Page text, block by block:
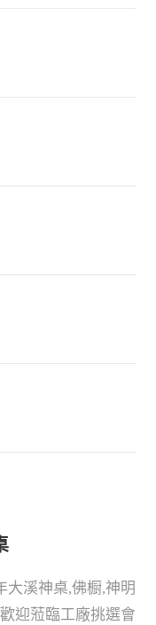
大溪神桌,佛橱,神明
迎蒞臨工廠挑選會